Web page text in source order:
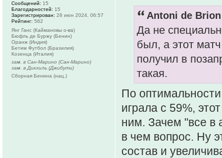
Antoni de
Да не
был, а этот
получил в
такая.
По
играла с 59%,
ним. Зачем "все в
в чем вопрос. Ну
состав и
Сообщений: 15
Благодарностей: 15
Зарегистрирован: 28 июн 2024, 06:57
Рейтинг: 562
Янг Ганс (Каймановы о-ва)
Бюфль де Буржу (Бенин)
Оранж (Индия)
Бетим Футбол (Бразилия)
Козенца (Италия)
зам. в Сан-Марино (Сан-Марино)
зам. в Дикхиль (Джибути)
Сборная Бенина (нац.)